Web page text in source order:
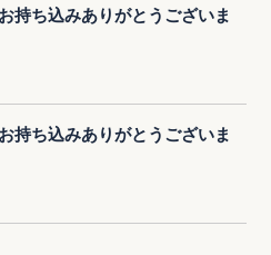
持ち込みありがとうございま
持ち込みありがとうございま